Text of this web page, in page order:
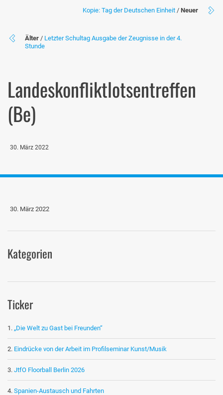
Kopie: Tag der Deutschen Einheit / Neuer
Älter / Letzter Schultag Ausgabe der Zeugnisse in der 4.
Stunde
Landeskonfliktlotsentreffen
(Be)
30. März 2022
30. März 2022
Kategorien
Ticker
„Die Welt zu Gast bei Freunden“
Eindrücke von der Arbeit im Profilseminar Kunst/Musik
JtfO Floorball Berlin 2026
Spanien-Austausch und Fahrten